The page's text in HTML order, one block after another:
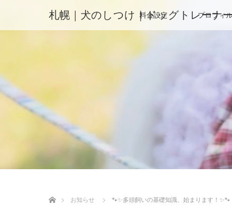
札幌｜犬のしつけ｜ドッグトレーナ
料金設定 プロフィ
お知らせ
🐾✨多頭飼いの基礎知識、始まります！✨🐾